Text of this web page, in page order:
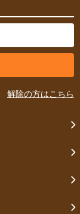
解除の方はこちら